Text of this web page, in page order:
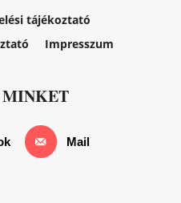
tájékoztató
Impresszum
MINKET
Mail